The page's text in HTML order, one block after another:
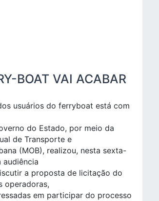
BOAT VAI ACABAR
usuários do ferryboat está com
do Estado, por meio da
de Transporte e
(MOB), realizou, nesta sexta-
audiência
a proposta de licitação do
operadoras,
em participar do processo